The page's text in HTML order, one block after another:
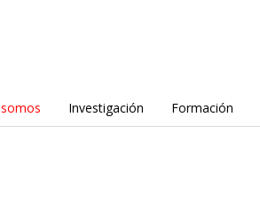
Investigación Formación